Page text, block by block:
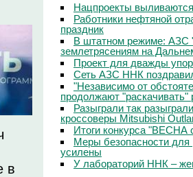
в
Нацпроекты
Работники нефтяной
праздник
В штатном режиме: АЗС
землетрясениям на
Проект для дважды
Сеть АЗС ННК
"Независимо от
продолжают
Разыграли так
кроссоверы Mitsubishi
Итоги конкурса
Меры безопасности
усилены
У лабораторий ННК –